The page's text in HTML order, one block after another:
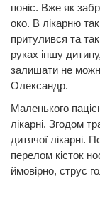
поніс. Вже як
око. В лікарню
притулився та
руках іншу
залишати не
Олександр.
Маленького
лікарні. Згодом
дитячої лікарні.
перелом кісток
ймовірно, струс